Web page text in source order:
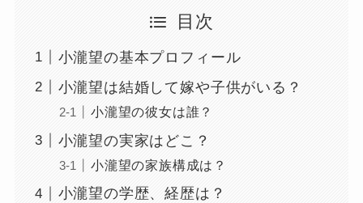
目次
小瀧望の基本プロフィール
小瀧望は結婚して嫁や子供がいる？
小瀧望の彼女は誰？
小瀧望の実家はどこ？
小瀧望の家族構成は？
小瀧望の学歴、経歴は？